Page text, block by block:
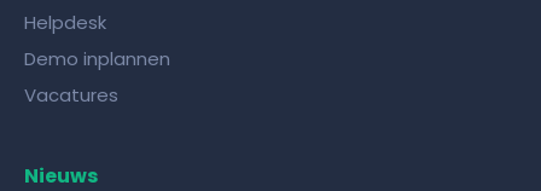
Helpdesk
Demo inplannen
Vacatures
Nieuws